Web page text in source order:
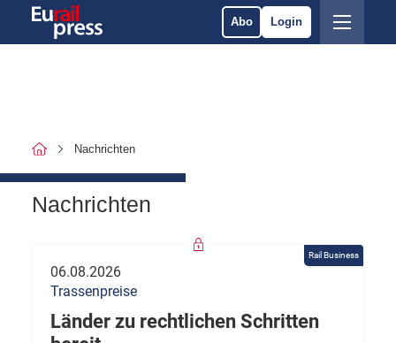
Abo Login
Nachrichten
Nachrichten
Rail Business
06.08.2026
Trassenpreise
Länder zu rechtlichen Schritten